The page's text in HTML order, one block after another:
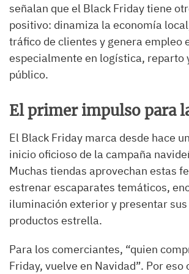
señalan que el Black Friday tiene
positivo: dinamiza la economía
tráfico de clientes y genera empleo
especialmente en logística, reparto
público.
El primer impulso para
El Black Friday marca desde hace
inicio oficioso de la campaña
Muchas tiendas aprovechan estas
estrenar escaparates temáticos,
iluminación exterior y presentar
productos estrella.
Para los comerciantes, “quien
Friday, vuelve en Navidad”. Por eso